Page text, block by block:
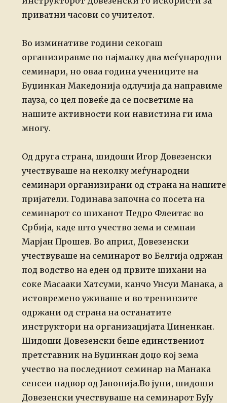
приватни часови со учителот.
Во изминативе години секогаш
организиравме по најмалку два меѓународни
семинари, но оваа година учениците на
Буџинкан Македонија одлучија да направиме
пауза, со цел повеќе да се посветиме на
нашите активности кои навистина ги има
многу.
Од друга страна, шидоши Игор Довезенски
учествуваше на неколку меѓународни
семинари организирани од страна на нашите
пријатели. Годинава започна со посета на
семинарот со шиханот Педро Флеитас во
Србија, каде што учество зема и семпаи
Марјан Прошев. Во април, Довезенски
учествуваше на семинарот во Белгија одржан
под водство на еден од првите шихани на
соке Масааки Хатсуми, канчо Унсуи Манака, а
истовремено уживаше и во тренинзите
одржани од страна на останатите
инструктори на организацијата Џиненкан.
Шидоши Довезенски беше единствениот
претставник на Буџинкан доџо кој зема
учество на последниот семинар на Манака
сенсеи надвор од Јапонија.Во јуни, шидоши
Довезенски учествуваше на семинарот БуЈу